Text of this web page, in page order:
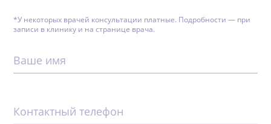
*У некоторых врачей консультации платные. Подробности — при
записи в клинику и на странице врача.
Ваше имя
Контактный телефон